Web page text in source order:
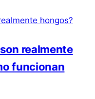
realmente
funcionan